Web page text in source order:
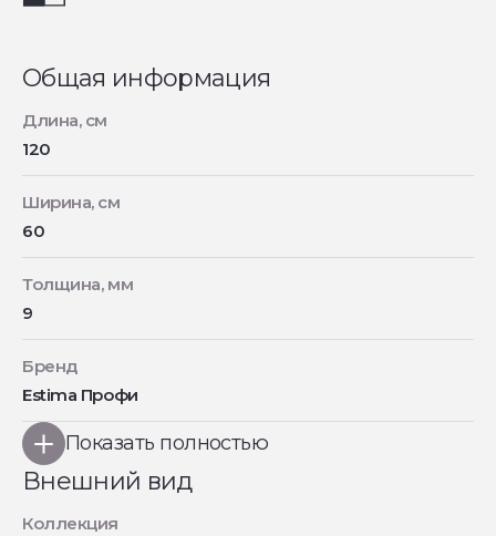
Общая информация
Длина, см
120
Ширина, см
60
Толщина, мм
9
Бренд
Estima Профи
Показать полностью
Внешний вид
Коллекция